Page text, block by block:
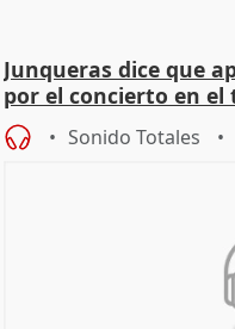
Junqueras dice que
por el concierto en
Sonido Totales